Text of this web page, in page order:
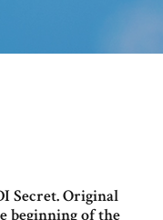
Secret. Original
beginning of the